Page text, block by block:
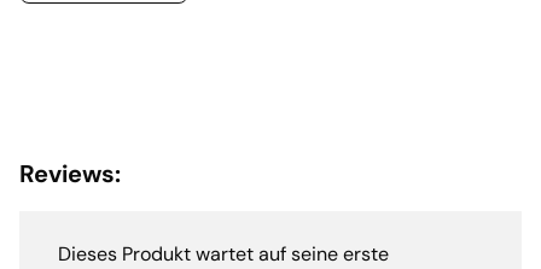
Reviews:
Dieses Produkt wartet auf seine erste